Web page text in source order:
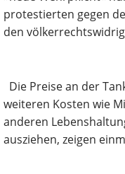
protestierten gegen
den
Die Preise an der
weiteren Kosten wie
anderen
ausziehen, zeigen